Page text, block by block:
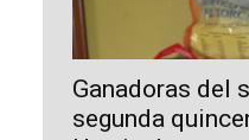
Ganadoras del
segunda